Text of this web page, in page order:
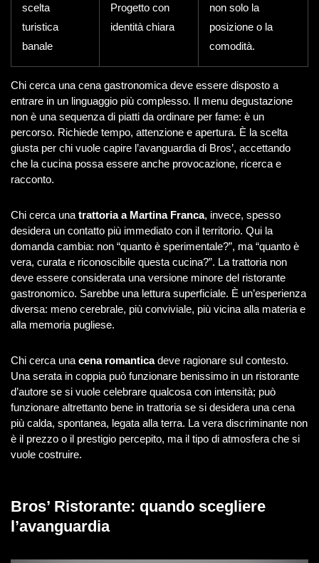
scelta
turistica
banale
Progetto con
identità chiara
non solo la
posizione o la
comodità.
Chi cerca una cena gastronomica deve essere disposto a
entrare in un linguaggio più complesso. Il menu degustazione
non è una sequenza di piatti da ordinare per fame: è un
percorso. Richiede tempo, attenzione e apertura. È la scelta
giusta per chi vuole capire l’avanguardia di Bros’, accettando
che la cucina possa essere anche provocazione, ricerca e
racconto.
Chi cerca una trattoria a Martina Franca, invece, spesso
desidera un contatto più immediato con il territorio. Qui la
domanda cambia: non “quanto è sperimentale?”, ma “quanto è
vera, curata e riconoscibile questa cucina?”. La trattoria non
deve essere considerata una versione minore del ristorante
gastronomico. Sarebbe una lettura superficiale. È un’esperienza
diversa: meno cerebrale, più conviviale, più vicina alla materia e
alla memoria pugliese.
Chi cerca una cena romanticadeve ragionare sul contesto.
Una serata in coppia può funzionare benissimo in un ristorante
d’autore se si vuole celebrare qualcosa con intensità; può
funzionare altrettanto bene in trattoria se si desidera una cena
più calda, spontanea, legata alla terra. La vera discriminante non
è il prezzo o il prestigio percepito, ma il tipo di atmosfera che si
vuole costruire.
Bros’ Ristorante: quando scegliere
l’avanguardia